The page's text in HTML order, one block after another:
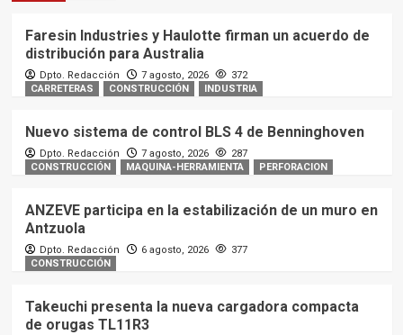
Faresin Industries y Haulotte firman un acuerdo de
distribución para Australia
Dpto. Redacción 7 agosto, 2026
372
CARRETERAS
CONSTRUCCIÓN INDUSTRIA
Nuevo sistema de control BLS 4 de Benninghoven
Dpto. Redacción 7 agosto, 2026
287
CONSTRUCCIÓN
MAQUINA-HERRAMIENTA PERFORACION
ANZEVE participa en la estabilización de un muro en
Antzuola
Dpto. Redacción 6 agosto, 2026
377
CONSTRUCCIÓN
Takeuchi presenta la nueva cargadora compacta
de orugas TL11R3